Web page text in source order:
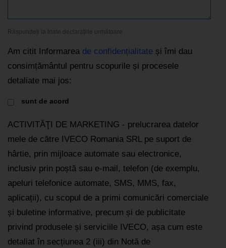
Răspundeți la toate declarațiile următoare
Am citit Informarea de confidențialitate și îmi dau
consimțământul pentru scopurile și procesele
detaliate mai jos:
sunt de acord
ACTIVITĂŢI DE MARKETING - prelucrarea datelor
mele de către IVECO Romania SRL pe suport de
hârtie, prin mijloace automate sau electronice,
inclusiv prin poștă sau e-mail, telefon (de exemplu,
apeluri telefonice automate, SMS, MMS, fax,
aplicații), cu scopul de a primi comunicări comerciale
și buletine informative, precum și de publicitate
privind produsele și serviciile IVECO, așa cum este
detaliat în secțiunea 2 (iii) din Notă de